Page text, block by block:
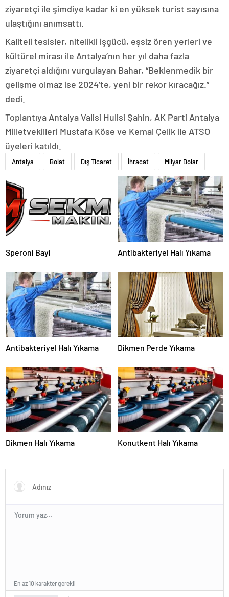
ziyaretçi ile şimdiye kadar ki en yüksek turist sayısına
ulaştığını anımsattı.
Kaliteli tesisler, nitelikli işgücü, eşsiz ören yerleri ve
kültürel mirası ile Antalya’nın her yıl daha fazla
ziyaretçi aldığını vurgulayan Bahar, “Beklenmedik bir
gelişme olmaz ise 2024’te, yeni bir rekor kıracağız.”
dedi.
Toplantıya Antalya Valisi Hulisi Şahin, AK Parti Antalya
Milletvekilleri Mustafa Köse ve Kemal Çelik ile ATSO
üyeleri katıldı.
Antalya Bolat Dış Ticaret İhracat Milyar Dolar
Speroni Bayi Antibakteriyel Halı Yıkama
Antibakteriyel Halı Yıkama Dikmen Perde Yıkama
Dikmen Halı Yıkama Konutkent Halı Yıkama
En az 10 karakter gerekli